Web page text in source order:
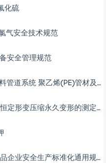
化硫
气安全技术规范
安全管理规范
GB T45357-2025 船用塑料管道系统 聚乙烯(PE)管材及管件
GB T 1683-2018硫化橡胶 恒定形变压缩永久变形的测定方法
GB 45673-2025危险化学品企业安全生产标准化通用规范